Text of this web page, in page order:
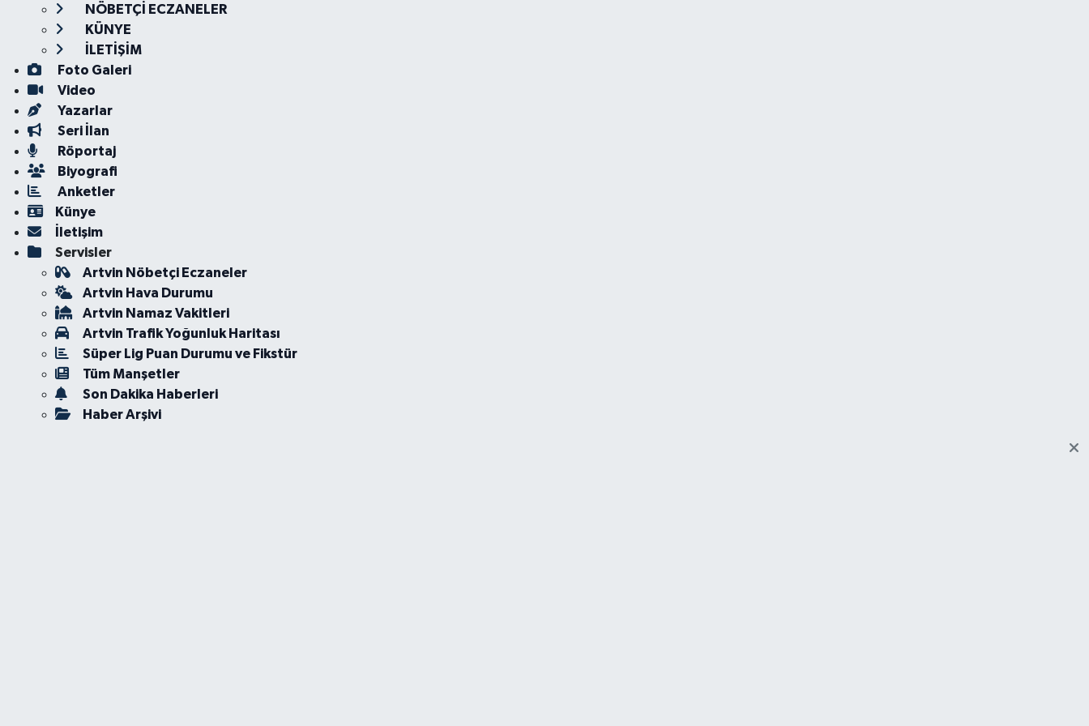
NÖBETÇİ ECZANELER
KÜNYE
İLETİŞİM
Foto Galeri
Video
Yazarlar
Seri İlan
Röportaj
Biyografi
Anketler
Künye
İletişim
Servisler
Artvin Nöbetçi Eczaneler
Artvin Hava Durumu
Artvin Namaz Vakitleri
Artvin Trafik Yoğunluk Haritası
Süper Lig Puan Durumu ve Fikstür
Tüm Manşetler
Son Dakika Haberleri
Haber Arşivi